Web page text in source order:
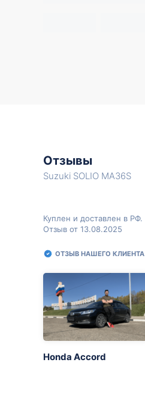
Отзывы
Suzuki SOLIO MA36S
Куплен и доставлен в РФ.
Отзыв от 13.08.2025
ОТЗЫВ НАШЕГО КЛИЕНТА
Honda Accord